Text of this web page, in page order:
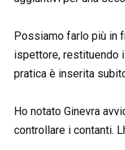
Possiamo farlo più in
ispettore, restituendo
pratica è inserita
Ho notato Ginevra
controllare i contanti.